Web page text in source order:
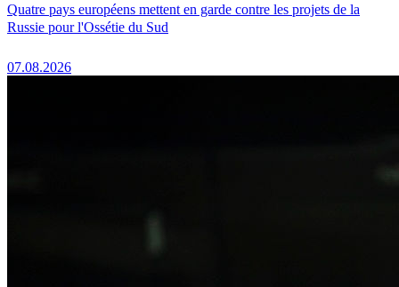
Quatre pays européens mettent en garde contre les projets de la
Russie pour l'Ossétie du Sud
07.08.2026